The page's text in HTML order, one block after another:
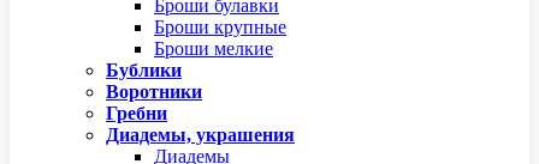
Броши булавки
Броши крупные
Броши мелкие
Бублики
Воротники
Гребни
Диадемы, украшения
Диадемы